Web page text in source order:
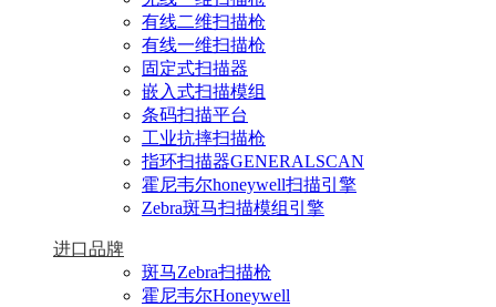
有线二维扫描枪
有线一维扫描枪
固定式扫描器
嵌入式扫描模组
条码扫描平台
工业抗摔扫描枪
指环扫描器GENERALSCAN
霍尼韦尔honeywell扫描引擎
Zebra斑马扫描模组引擎
进口品牌
斑马Zebra扫描枪
霍尼韦尔Honeywell